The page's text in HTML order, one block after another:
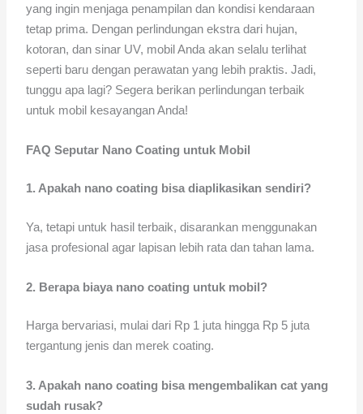
yang ingin menjaga penampilan dan kondisi kendaraan
tetap prima. Dengan perlindungan ekstra dari hujan,
kotoran, dan sinar UV, mobil Anda akan selalu terlihat
seperti baru dengan perawatan yang lebih praktis. Jadi,
tunggu apa lagi? Segera berikan perlindungan terbaik
untuk mobil kesayangan Anda!
FAQ Seputar Nano Coating untuk Mobil
1. Apakah nano coating bisa diaplikasikan sendiri?
Ya, tetapi untuk hasil terbaik, disarankan menggunakan
jasa profesional agar lapisan lebih rata dan tahan lama.
2. Berapa biaya nano coating untuk mobil?
Harga bervariasi, mulai dari Rp 1 juta hingga Rp 5 juta
tergantung jenis dan merek coating.
3. Apakah nano coating bisa mengembalikan cat yang
sudah rusak?